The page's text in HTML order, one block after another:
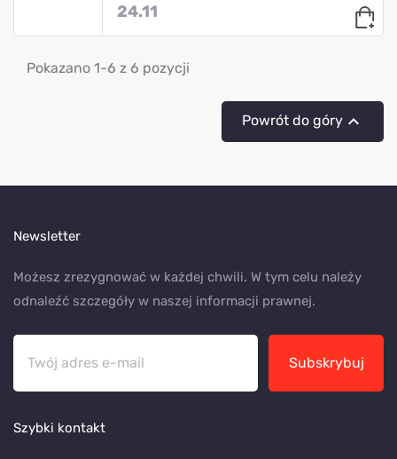
24.11
Pokazano 1-6 z 6 pozycji
Powrót do góry
Newsletter
Możesz zrezygnować w każdej chwili. W tym celu należy
odnaleźć szczegóły w naszej informacji prawnej.
Subskrybuj
Szybki kontakt